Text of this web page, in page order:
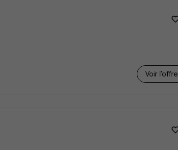
Voir l’offre